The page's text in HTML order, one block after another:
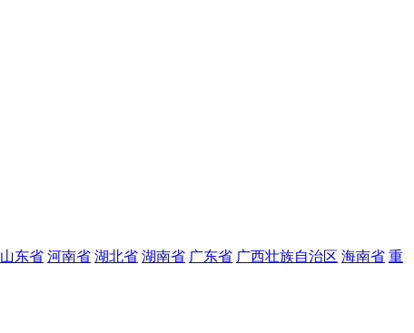
山东省 河南省 湖北省 湖南省 广东省 广西壮族自治区 海南省 重